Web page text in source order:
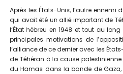
Après les États-Unis, l’autre ennemi
qui avait été un allié important de
l’État hébreu en 1948 et tout au
principales motivations de
l’alliance de ce dernier avec les
de Téhéran à la cause
du Hamas dans la bande de